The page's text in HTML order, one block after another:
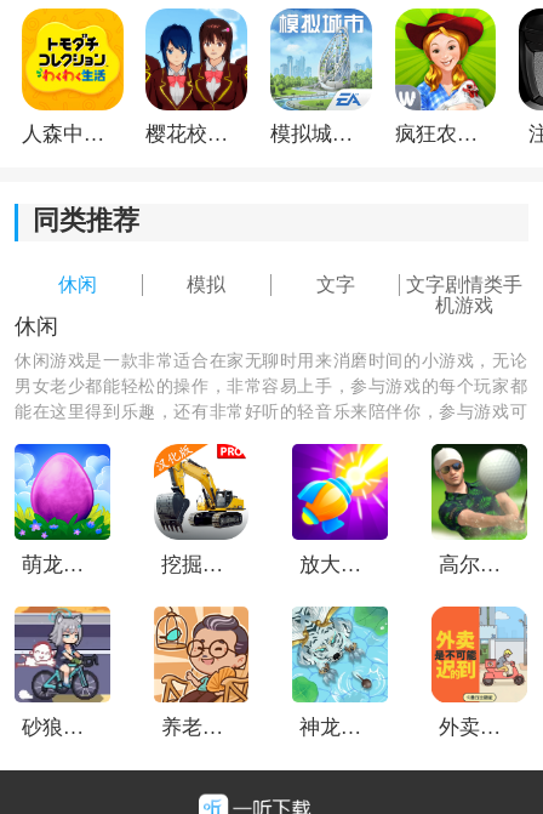
4、高度自定义：
玩家可根据想法安排角色的性格倾向、生活路线和社交
关系，也能把现实中的朋友关系带入模拟世界，体验更
贴近个人想象的人生。
人森中文版 樱花校园模拟器1.048.00中文版 模拟城市我是巿长联机版 疯狂农场3美国派19
同类推荐
休闲 模拟 文字
文字剧情类手
机游戏
休闲
休闲游戏是一款非常适合在家无聊时用来消磨时间的小游戏，无论
男女老少都能轻松的操作，非常容易上手，参与游戏的每个玩家都
能在这里得到乐趣，还有非常好听的轻音乐来陪伴你，参与游戏可
必备的一款app哦。
萌龙进化论中文版 挖掘机模拟器重制版 放大缩小枪 高尔夫之王世界巡回赛
砂狼白子的骑行 养老院模拟器手机版 神龙吞噬传说 外卖是不可能的迟到的